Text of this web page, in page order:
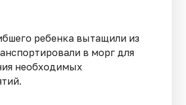
ребенка вытащили из
в морг для
необходимых